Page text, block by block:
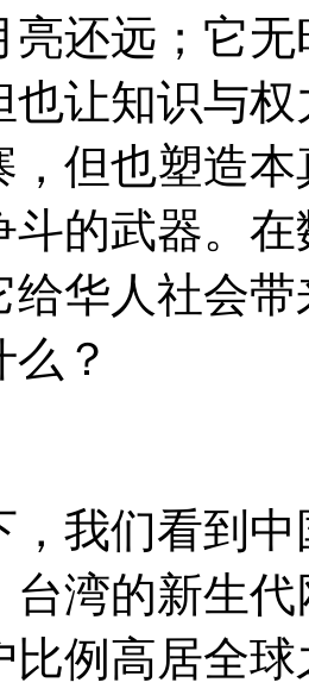
亮还远；它
也让知识与
，但也塑造
斗的武器。
给华人社会
？
，我们看到
台湾的新生
比例高居全